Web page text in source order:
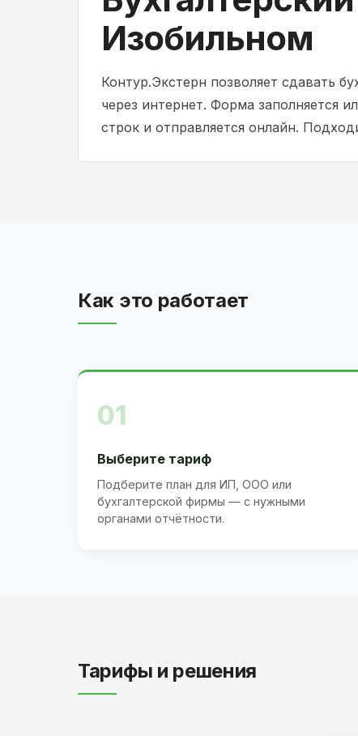
Изобильном
Контур.Экстерн позволяет сдавать
через интернет. Форма заполняется
строк и отправляется онлайн.
Как это работает
01
Выберите тариф
Подберите план для ИП, ООО или
бухгалтерской фирмы — с нужными
органами отчётности.
Тарифы и решения